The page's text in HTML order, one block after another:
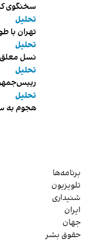
سخنگوی کمیسیون
تحلیل
تهران با
تحلیل
نسل
تحلیل
تحلیل
هجوم به
برنامه‌ها
تلویزیون
شنیداری
ایران
جهان
حقوق بشر